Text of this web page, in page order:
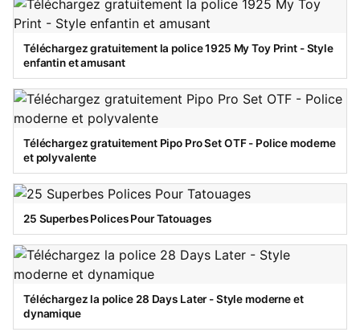
Téléchargez gratuitement la police 1925 My Toy Print - Style
enfantin et amusant
Téléchargez gratuitement Pipo Pro Set OTF - Police moderne
et polyvalente
25 Superbes Polices Pour Tatouages
Téléchargez la police 28 Days Later - Style moderne et
dynamique